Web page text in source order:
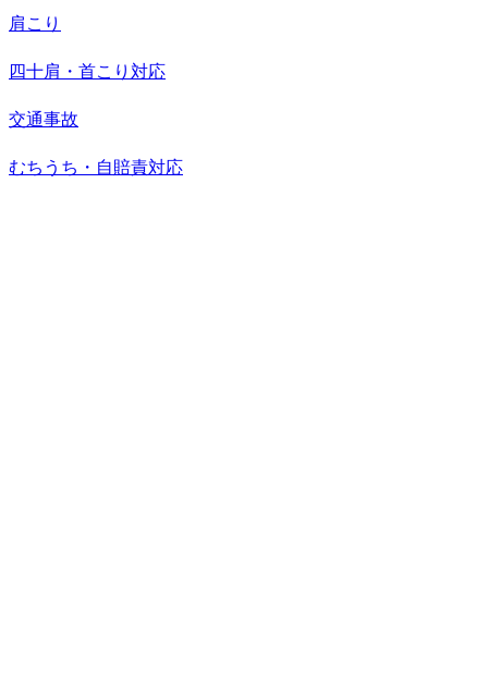
肩こり
四十肩・首こり対応
交通事故
むちうち・自賠責対応